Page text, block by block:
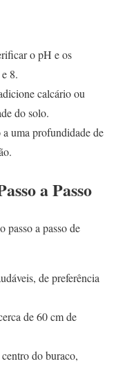
o pH e os
8.
calcário ou
do solo.
uma profundidade de
a Passo
passo a passo de
de preferência
de 60 cm de
do buraco,